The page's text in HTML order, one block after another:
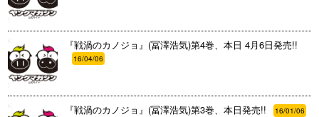
『戦渦のカノジョ』(冨澤浩気)第4巻、本日 4月6日発売!!
16/04/06
『戦渦のカノジョ』(冨澤浩気)第3巻、本日発売!! 16/01/06